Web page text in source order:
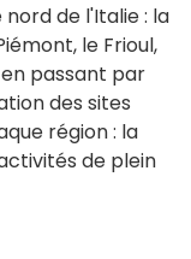
de l'Italie : la
le Frioul,
passant par
des sites
région : la
de plein